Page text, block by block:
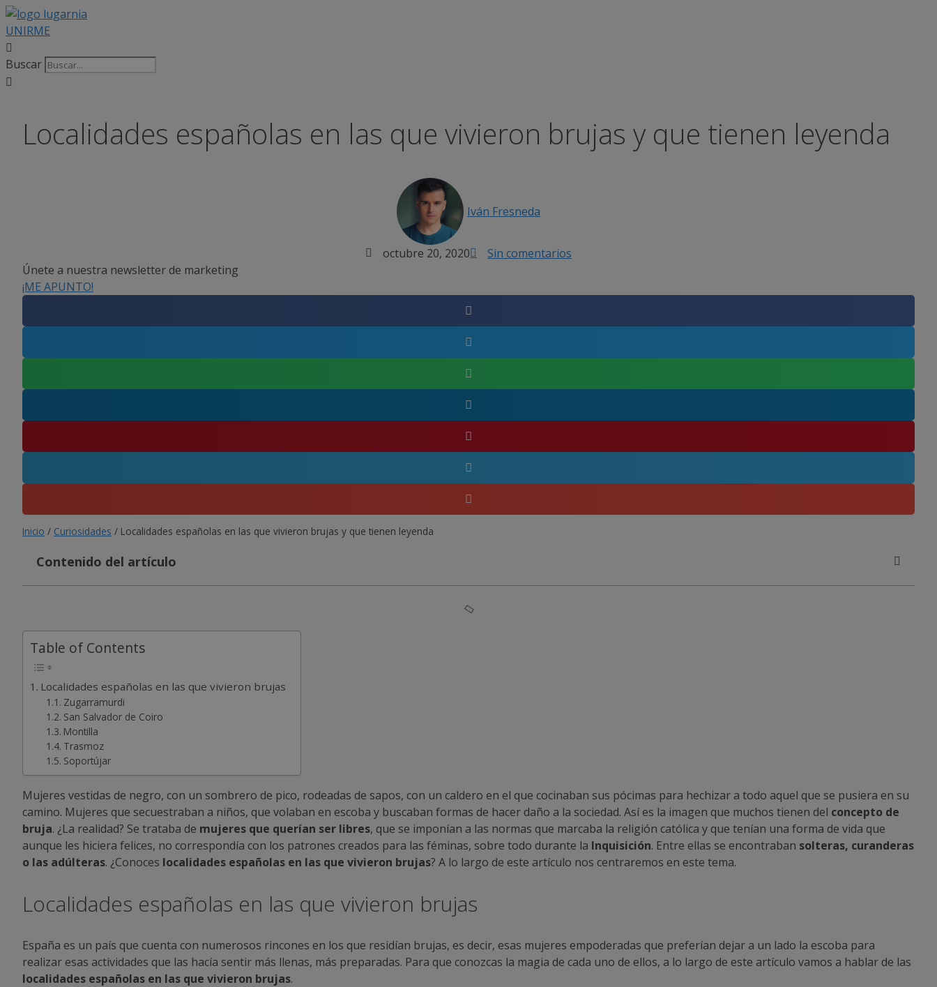
Saltar
al
contenido
UNIRME
Buscar
Localidades españolas en las que vivieron brujas y que tienen leyenda
Iván Fresneda
octubre 20, 2020
Sin comentarios
Únete a nuestra newsletter de marketing
¡ME APUNTO!
Inicio / Curiosidades / Localidades españolas en las que vivieron brujas y que tienen leyenda
Contenido del artículo
Table of Contents
Localidades españolas en las que vivieron brujas
Zugarramurdi
San Salvador de Coiro
Montilla
Trasmoz
Soportújar
Mujeres vestidas de negro, con un sombrero de pico, rodeadas de sapos, con un caldero en el que cocinaban sus pócimas para hechizar a todo aquel que se pusiera en su
camino. Mujeres que secuestraban a niños, que volaban en escoba y buscaban formas de hacer daño a la sociedad. Así es la imagen que muchos tienen del concepto de
bruja. ¿La realidad? Se trataba de mujeres que querían ser libres, que se imponían a las normas que marcaba la religión católica y que tenían una forma de vida que
aunque les hiciera felices, no correspondía con los patrones creados para las féminas, sobre todo durante la Inquisición. Entre ellas se encontraban solteras, curanderas
o las adúlteras. ¿Conoces localidades españolas en las que vivieron brujas? A lo largo de este artículo nos centraremos en este tema.
Localidades españolas en las que vivieron brujas
España es un país que cuenta con numerosos rincones en los que residían brujas, es decir, esas mujeres empoderadas que preferían dejar a un lado la escoba para
realizar esas actividades que las hacía sentir más llenas, más preparadas. Para que conozcas la magia de cada uno de ellos, a lo largo de este artículo vamos a hablar de las
localidades españolas en las que vivieron brujas.